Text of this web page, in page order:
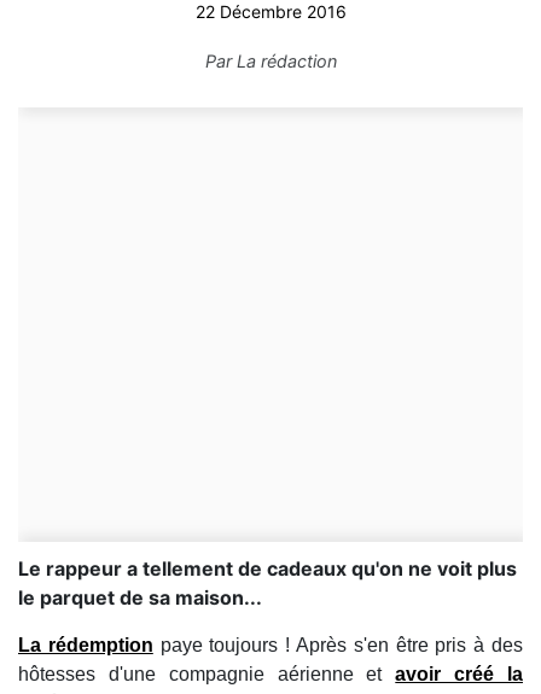
22 Décembre 2016
ParLa rédaction
Le rappeur a tellement de cadeaux qu'on ne voit plus
le parquet de sa maison...
La rédemption paye toujours ! Après s'en être pris à des
hôtesses d'une compagnie aérienne etavoir créé la